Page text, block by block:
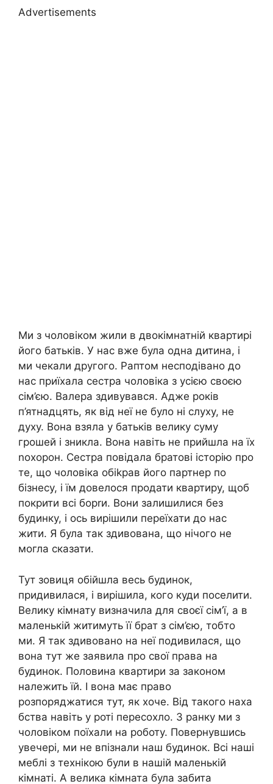
Advertisements
Ми з чоловіком жили в двокімнатній квартирі
його батьків. У нас вже була одна дитина, і
ми чекали другого. Раптом несподівано до
нас приїхала сестра чоловіка з усією своєю
сім’єю. Валера здивувався. Адже років
п’ятнадцять, як від неї не було ні слуху, не
духу. Вона взяла у батьків велику суму
грошей і зникла. Вона навіть не прийшла на їх
nохорон. Сестра повідала братові історію про
те, що чоловіка обіkрав його партнер по
бізнесу, і їм довелося продати квартиру, щоб
покрити всі борrи. Вони залишилися без
будинку, і ось вирішили переїхати до нас
жити. Я була так здивована, що нічого не
могла сказати.
Тут зовиця обійшла весь будинок,
придивилася, і вирішила, кого куди поселити.
Велику кімнату визначила для своєї сім’ї, а в
маленькій житимуть її брат з сім’єю, тобто
ми. Я так здивовано на неї подивилася, що
вона тут же заявила про свої права на
будинок. Половина квартири за законом
належить їй. І вона має право
розпоряджатися тут, як хоче. Від такого наха
бства навіть у роті пересохло. З ранку ми з
чоловіком поїхали на роботу. Повернувшись
увечері, ми не впізнали наш будинок. Всі наші
меблі з технікою були в нашій маленькій
кімнаті. А велика кімната була забита